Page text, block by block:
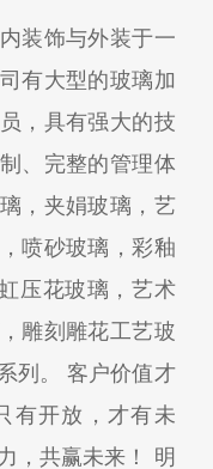
装饰与外装于一
有大型的玻璃加
，具有强大的技
、完整的管理体
，夹娟玻璃，艺
喷砂玻璃，彩釉
压花玻璃，艺术
雕刻雕花工艺玻
列。 客户价值才
有开放，才有未
，共赢未来！ 明